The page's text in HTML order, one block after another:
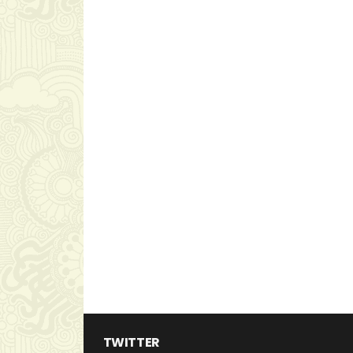
TWITTER